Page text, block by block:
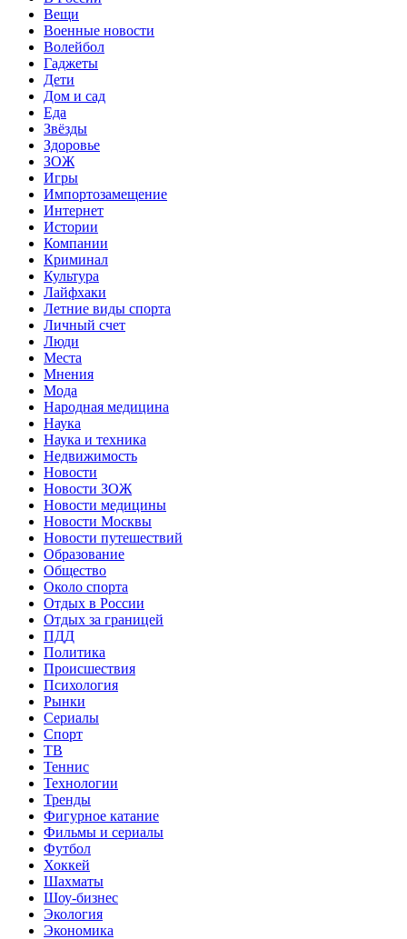
Вещи
Военные новости
Волейбол
Гаджеты
Дети
Дом и сад
Еда
Звёзды
Здоровье
ЗОЖ
Игры
Импортозамещение
Интернет
Истории
Компании
Криминал
Культура
Лайфхаки
Летние виды спорта
Личный счет
Люди
Места
Мнения
Мода
Народная медицина
Наука
Наука и техника
Недвижимость
Новости
Новости ЗОЖ
Новости медицины
Новости Москвы
Новости путешествий
Образование
Общество
Около спорта
Отдых в России
Отдых за границей
ПДД
Политика
Происшествия
Психология
Рынки
Сериалы
Спорт
ТВ
Теннис
Технологии
Тренды
Фигурное катание
Фильмы и сериалы
Футбол
Хоккей
Шахматы
Шоу-бизнес
Экология
Экономика